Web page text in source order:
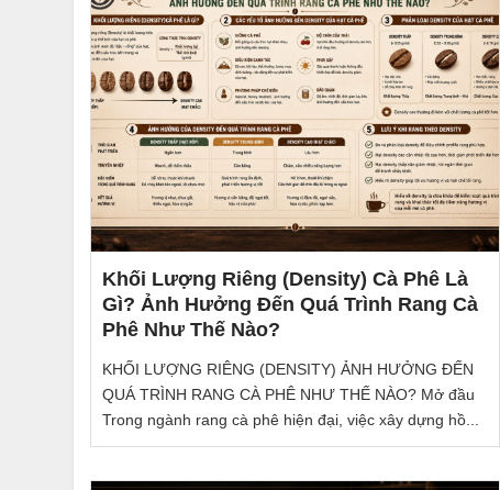
Khối Lượng Riêng (Density) Cà Phê Là
Gì? Ảnh Hưởng Đến Quá Trình Rang Cà
Phê Như Thế Nào?
KHỐI LƯỢNG RIÊNG (DENSITY) ẢNH HƯỞNG ĐẾN
QUÁ TRÌNH RANG CÀ PHÊ NHƯ THẾ NÀO? Mở đầu
Trong ngành rang cà phê hiện đại, việc xây dựng hồ...